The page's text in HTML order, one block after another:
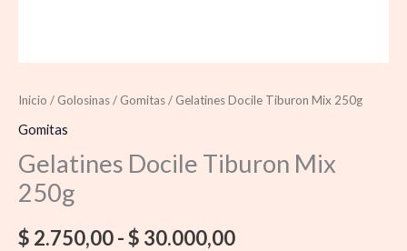
Inicio / Golosinas/ Gomitas/ Gelatines Docile Tiburon Mix 250g
Gomitas
Gelatines Docile Tiburon Mix
250g
$ 2.750,00-$ 30.000,00